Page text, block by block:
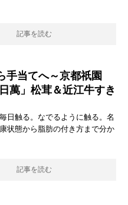
記事を読む
手当てへ～京都祇園
萬」松茸＆近江牛すき
日触る。なでるように触る。名
状態から脂肪の付き方まで分か
記事を読む